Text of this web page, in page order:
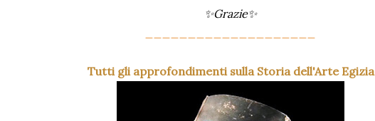
✨Grazie✨
Tutti gli approfondimenti sulla Storia dell'Arte Egizia